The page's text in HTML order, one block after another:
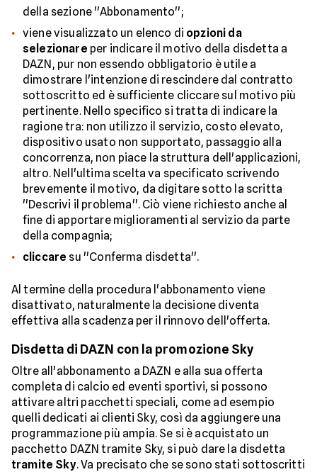
della sezione ''Abbonamento'';
viene visualizzato un elenco di opzioni da
selezionare per indicare il motivo della disdetta a
DAZN, pur non essendo obbligatorio è utile a
dimostrare l'intenzione di rescindere dal contratto
sottoscritto ed è sufficiente cliccare sul motivo più
pertinente. Nello specifico si tratta di indicare la
ragione tra: non utilizzo il servizio, costo elevato,
dispositivo usato non supportato, passaggio alla
concorrenza, non piace la struttura dell'applicazioni,
altro. Nell'ultima scelta va specificato scrivendo
brevemente il motivo, da digitare sotto la scritta
''Descrivi il problema''. Ciò viene richiesto anche al
fine di apportare miglioramenti al servizio da parte
della compagnia;
cliccare su ''Conferma disdetta''.
Al termine della procedura l'abbonamento viene
disattivato, naturalmente la decisione diventa
effettiva alla scadenza per il rinnovo dell'offerta.
Disdetta di DAZN con la promozione Sky
Oltre all'abbonamento a DAZN e alla sua offerta
completa di calcio ed eventi sportivi, si possono
attivare altri pacchetti speciali, come ad esempio
quelli dedicati ai clienti Sky, così da aggiungere una
programmazione più ampia. Se si è acquistato un
pacchetto DAZN tramite Sky, si può dare la disdetta
tramite Sky. Va precisato che se sono stati sottoscritti